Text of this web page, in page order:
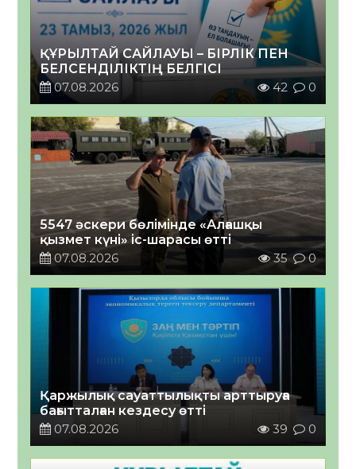
ҚҰРЫЛТАЙ САЙЛАУЫ – БІРЛІК ПЕН
БЕЛСЕНДІЛІКТІҢ БЕЛГІСІ
07.08.2026
42 0
5547 әскери бөлімінде «Алғашқы
қызмет күні» іс-шарасы өтті
07.08.2026
35 0
Қаржылық сауаттылықты арттыруға
бағытталған кездесу өтті
07.08.2026
39 0